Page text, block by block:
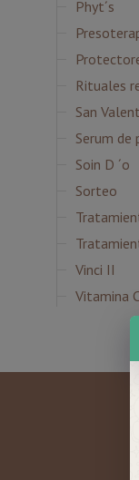
Phyt´s
Rituales
San
Serum de
Soin D ´o
Sorteo
Vinci II
Vitamina C